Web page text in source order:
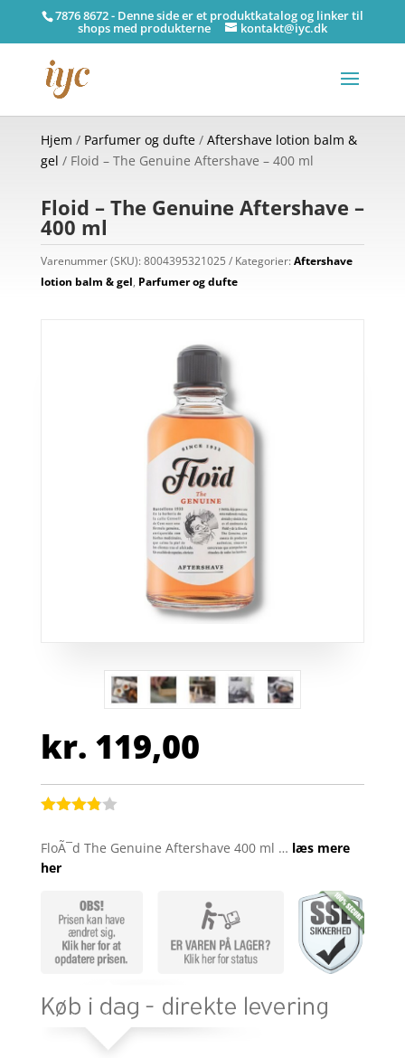
7876 8672 - Denne side er et produktkatalog og linker til
shops med produkterne kontakt@iyc.dk
Hjem / Parfumer og dufte/ Aftershave lotion balm &
gel / Floid – The Genuine Aftershave – 400 ml
Floid – The Genuine Aftershave –
400 ml
Varenummer (SKU):8004395321025 Kategorier:Aftershave
lotion balm & gel, Parfumer og dufte
kr. 119,00
som
ud af 5
baseret
ømmels
FloÃ¯d The Genuine Aftershave 400 ml … læs mere
her